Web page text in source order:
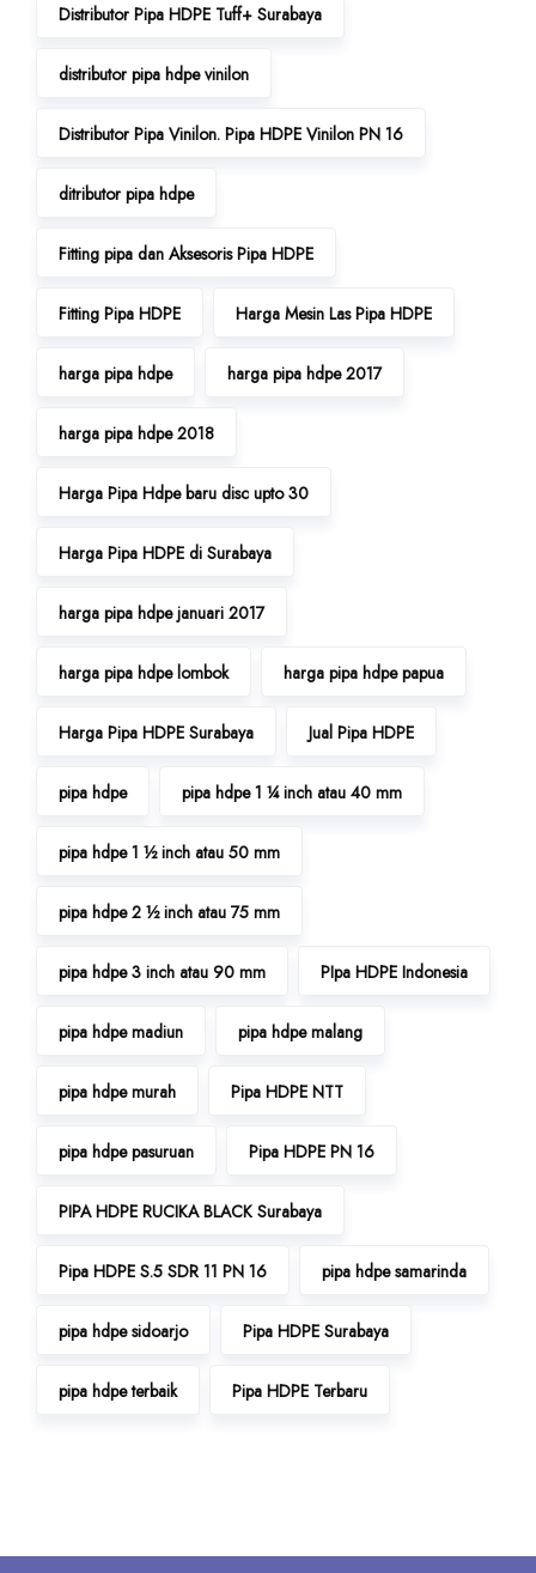
Distributor Pipa HDPE Tuff+ Surabaya
distributor pipa hdpe vinilon
Distributor Pipa Vinilon. Pipa HDPE Vinilon PN 16
ditributor pipa hdpe
Fitting pipa dan Aksesoris Pipa HDPE
Fitting Pipa HDPE Harga Mesin Las Pipa HDPE
harga pipa hdpe harga pipa hdpe 2017
harga pipa hdpe 2018
Harga Pipa Hdpe baru disc upto 30
Harga Pipa HDPE di Surabaya
harga pipa hdpe januari 2017
harga pipa hdpe lombok harga pipa hdpe papua
Harga Pipa HDPE Surabaya Jual Pipa HDPE
pipa hdpe pipa hdpe 1 ¼ inch atau 40 mm
pipa hdpe 1 ½ inch atau 50 mm
pipa hdpe 2 ½ inch atau 75 mm
pipa hdpe 3 inch atau 90 mm PIpa HDPE Indonesia
pipa hdpe madiun pipa hdpe malang
pipa hdpe murah Pipa HDPE NTT
pipa hdpe pasuruan Pipa HDPE PN 16
PIPA HDPE RUCIKA BLACK Surabaya
Pipa HDPE S.5 SDR 11 PN 16 pipa hdpe samarinda
pipa hdpe sidoarjo Pipa HDPE Surabaya
pipa hdpe terbaik Pipa HDPE Terbaru